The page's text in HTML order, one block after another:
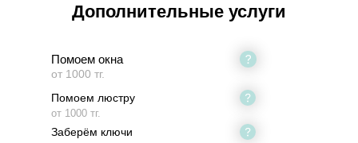
Дополнительные услуги
Помоем окна
Помоем люстру
Заберём ключи
от 1000 тг.
от 1000 тг.